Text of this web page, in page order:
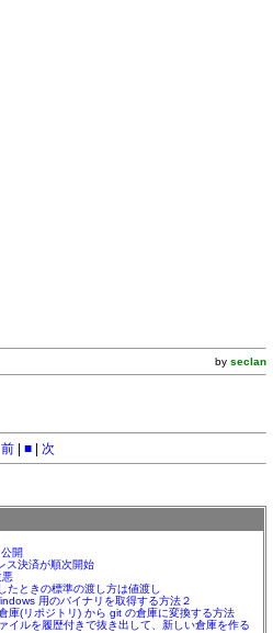
by seclan
前| ■| 次
開
ス決済が順次開始
悪
たときの標準の渡し方は値渡し
用のバイナリを取得する方法２
庫(リポジトリ) から git の倉庫に変換する方法
イルを履歴付きで抜き出して、新しい倉庫を作る